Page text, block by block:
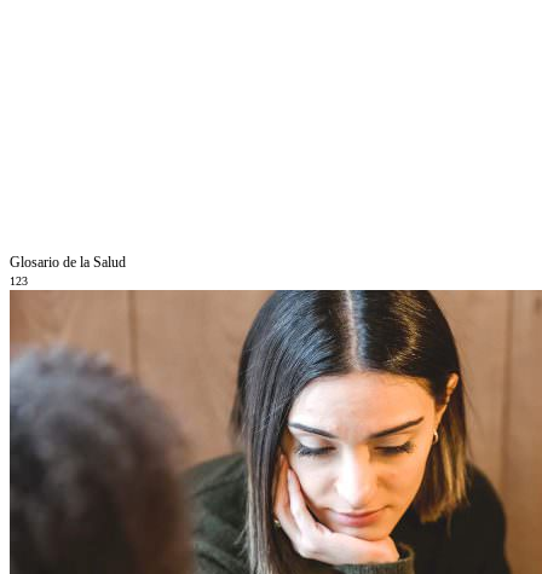
Glosario de la Salud
123